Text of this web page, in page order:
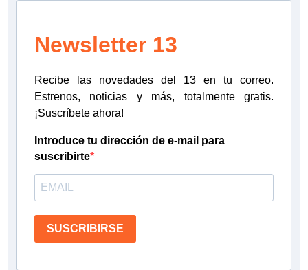
Newsletter 13
Recibe las novedades del 13 en tu correo.
Estrenos, noticias y más, totalmente gratis.
¡Suscríbete ahora!
Introduce tu dirección de e-mail para
suscribirte
SUSCRIBIRSE